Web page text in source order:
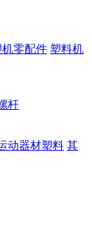
机零配件 塑料机
杆
动器材塑料 其